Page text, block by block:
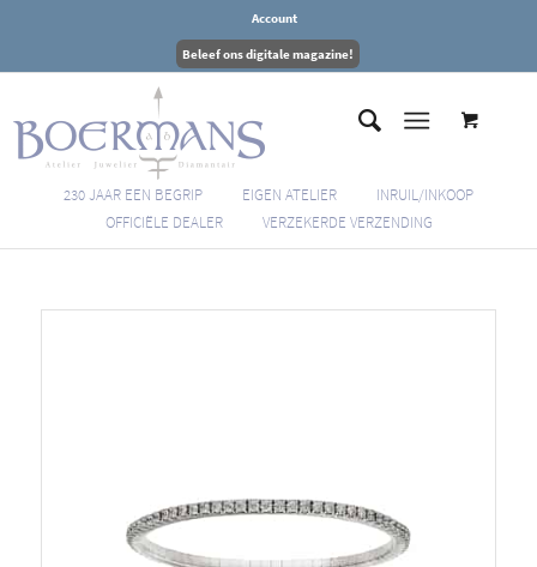
Account
Beleef ons digitale magazine!
230 JAAR EEN BEGRIP EIGEN ATELIER
INRUIL/INKOOP
OFFICIËLE DEALER
VERZEKERDE VERZENDING